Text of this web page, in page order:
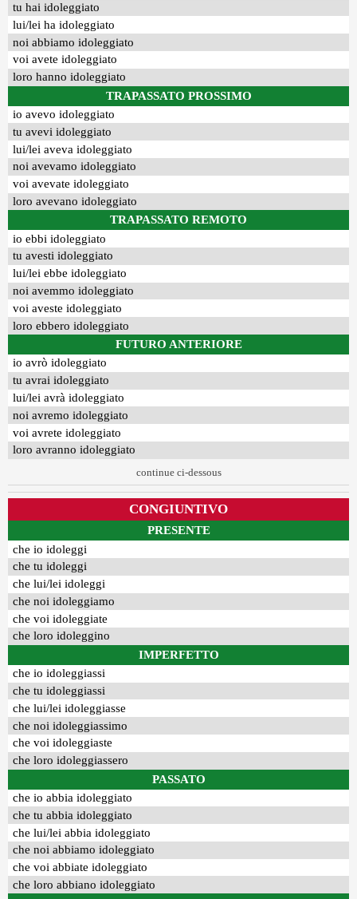
tu hai idoleggiato
lui/lei ha idoleggiato
noi abbiamo idoleggiato
voi avete idoleggiato
loro hanno idoleggiato
TRAPASSATO PROSSIMO
io avevo idoleggiato
tu avevi idoleggiato
lui/lei aveva idoleggiato
noi avevamo idoleggiato
voi avevate idoleggiato
loro avevano idoleggiato
TRAPASSATO REMOTO
io ebbi idoleggiato
tu avesti idoleggiato
lui/lei ebbe idoleggiato
noi avemmo idoleggiato
voi aveste idoleggiato
loro ebbero idoleggiato
FUTURO ANTERIORE
io avrò idoleggiato
tu avrai idoleggiato
lui/lei avrà idoleggiato
noi avremo idoleggiato
voi avrete idoleggiato
loro avranno idoleggiato
continue ci-dessous
CONGIUNTIVO
PRESENTE
che io idoleggi
che tu idoleggi
che lui/lei idoleggi
che noi idoleggiamo
che voi idoleggiate
che loro idoleggino
IMPERFETTO
che io idoleggiassi
che tu idoleggiassi
che lui/lei idoleggiasse
che noi idoleggiassimo
che voi idoleggiaste
che loro idoleggiassero
PASSATO
che io abbia idoleggiato
che tu abbia idoleggiato
che lui/lei abbia idoleggiato
che noi abbiamo idoleggiato
che voi abbiate idoleggiato
che loro abbiano idoleggiato